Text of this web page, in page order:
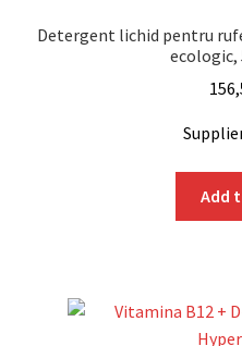
Detergent lichid pentru
ecologic,
Add